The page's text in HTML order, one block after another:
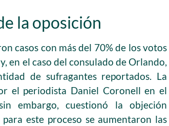
la oposición
casos con más del 70% de los votos
en el caso del consulado de Orlando,
de sufragantes reportados. La
el periodista Daniel Coronell en el
embargo, cuestionó la objeción
este proceso se aumentaron las